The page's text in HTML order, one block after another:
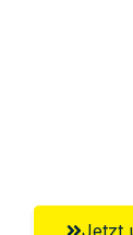
Jetzt